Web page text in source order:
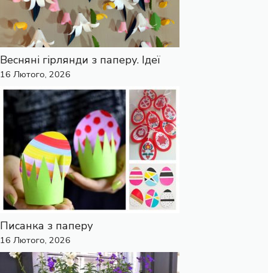
Весняні гірлянди з паперу. Ідеї
16 Лютого, 2026
Писанка з паперу
16 Лютого, 2026